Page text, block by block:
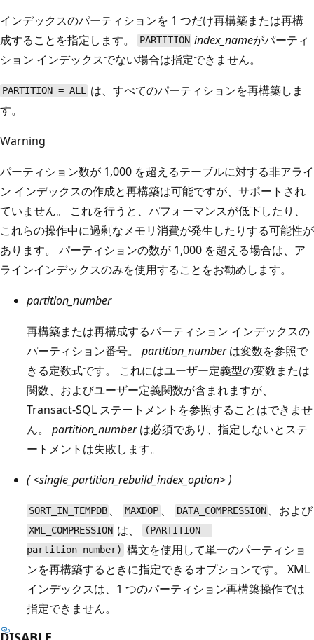
インデックスのパーティションを 1 つだけ再構築または再構
成することを指定します。
PARTITION index_nameがパーティ
ション インデックスでない場合は指定できません。
PARTITION = ALL は、すべてのパーティションを再構築しま
す。
Warning
パーティション数が 1,000 を超えるテーブルに対する非アライ
ン インデックスの作成と再構築は可能ですが、サポートされ
ていません。 これを行うと、パフォーマンスが低下したり、
これらの操作中に過剰なメモリ消費が発生したりする可能性が
あります。 パーティションの数が 1,000 を超える場合は、ア
ラインインデックスのみを使用することをお勧めします。
partition_number
再構築または再構成するパーティション インデックスの
パーティション番号。 partition_numberは変数を参照で
きる定数式です。 これにはユーザー定義型の変数または
関数、およびユーザー定義関数が含まれますが、
Transact-SQL ステートメントを参照することはできませ
ん。 partition_numberは必須であり、指定しないとステ
ートメントは失敗します。
( <single_partition_rebuild_index_option> )
SORT_IN_TEMPDB 、 MAXDOP 、 DATA_COMPRESSION 、および
XML_COMPRESSION は、
(PARTITION =
partition_number) 構文を使用して単一のパーティショ
ンを再構築するときに指定できるオプションです。 XML
インデックスは、1 つのパーティション再構築操作では
指定できません。